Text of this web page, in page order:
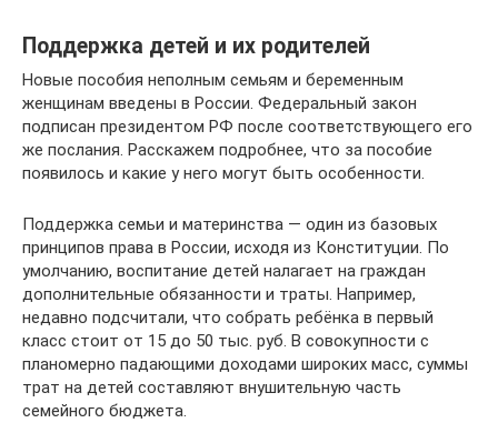
Поддержка детей и их родителей
Новые пособия неполным семьям и беременным
женщинам введены в России. Федеральный закон
подписан президентом РФ после соответствующего его
же послания. Расскажем подробнее, что за пособие
появилось и какие у него могут быть особенности.
Поддержка семьи и материнства — один из базовых
принципов права в России, исходя из Конституции. По
умолчанию, воспитание детей налагает на граждан
дополнительные обязанности и траты. Например,
недавно подсчитали, что собрать ребёнка в первый
класс стоит от 15 до 50 тыс. руб. В совокупности с
планомерно падающими доходами широких масс, суммы
трат на детей составляют внушительную часть
семейного бюджета.